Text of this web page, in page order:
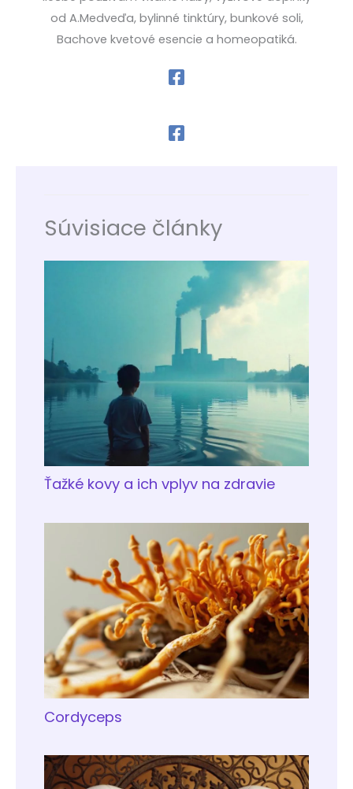
od A.Medveďa, bylinné tinktúry, bunkové soli,
Bachove kvetové esencie a homeopatiká.
Súvisiace články
Ťažké kovy a ich vplyv na zdravie
Cordyceps